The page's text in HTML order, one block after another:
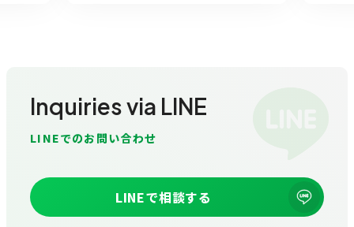
Inquiries via LINE
LINEでのお問い合わせ
LINEで相談する